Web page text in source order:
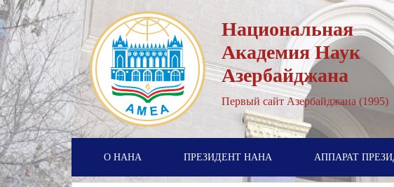
Национальная
Академия Наук
Азербайджана
Первый cайт Азербайджана (1995)
О НАНА ПРЕЗИДЕНТ НАНА АППАРАТ